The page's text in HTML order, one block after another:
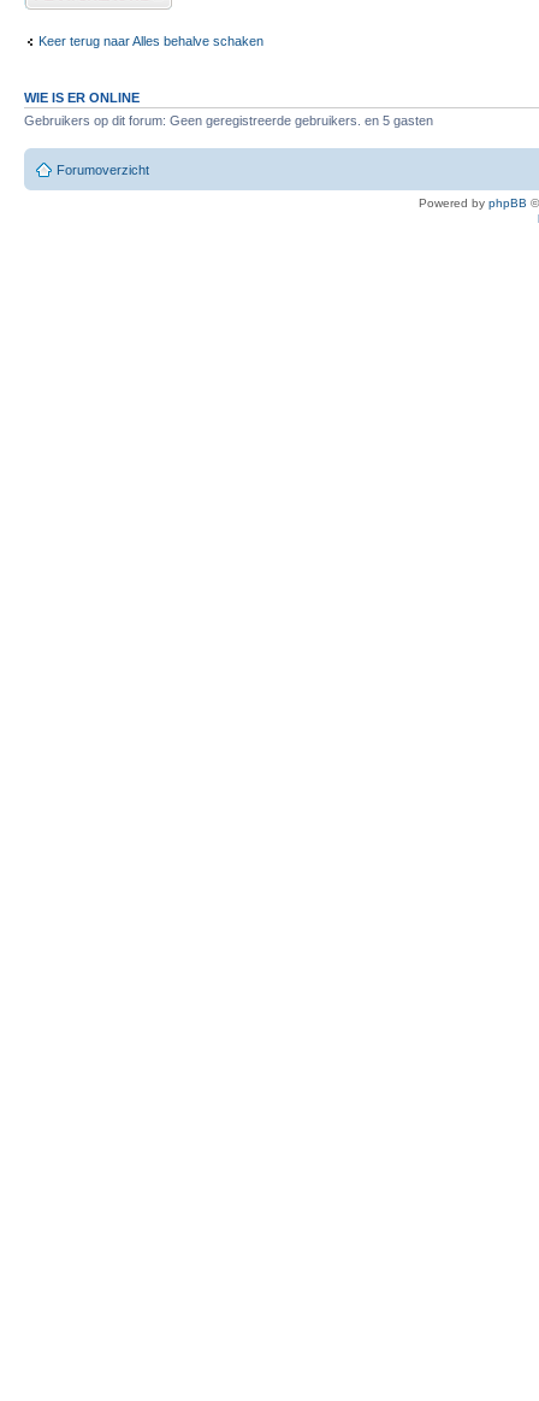
Keer terug naar Alles behalve schaken
WIE IS ER ONLINE
Gebruikers op dit forum: Geen geregistreerde gebruikers. en 5 gasten
Forumoverzicht
Powered by phpBB